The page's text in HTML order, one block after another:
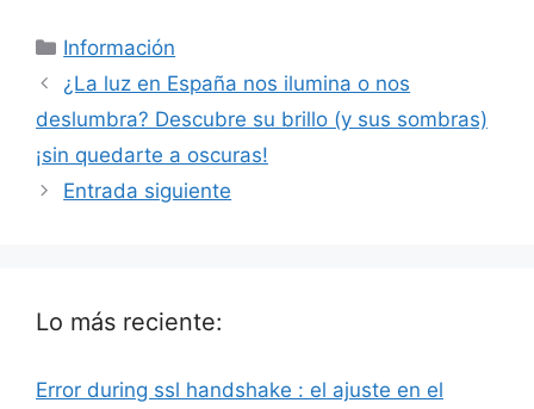
Categorías
Información
¿La luz en España nos ilumina o nos
deslumbra? Descubre su brillo (y sus sombras)
¡sin quedarte a oscuras!
Entrada siguiente
Lo más reciente:
Error during ssl handshake : el ajuste en el